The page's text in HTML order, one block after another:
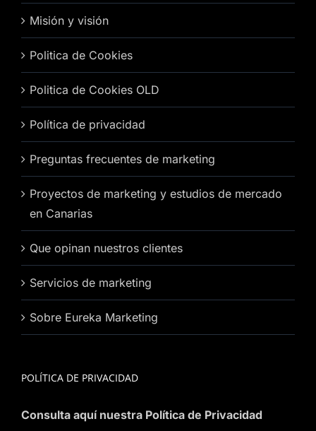
Misión y visión
Politica de Cookies
Politica de Cookies OLD
Política de privacidad
Preguntas frecuentes de marketing
Proyectos de marketing y estudios de mercado
en Canarias
Que opinan nuestros clientes
Servicios de marketing
Sobre Eureka Marketing
POLÍTICA DE PRIVACIDAD
Consulta aquí nuestra Política de Privacidad